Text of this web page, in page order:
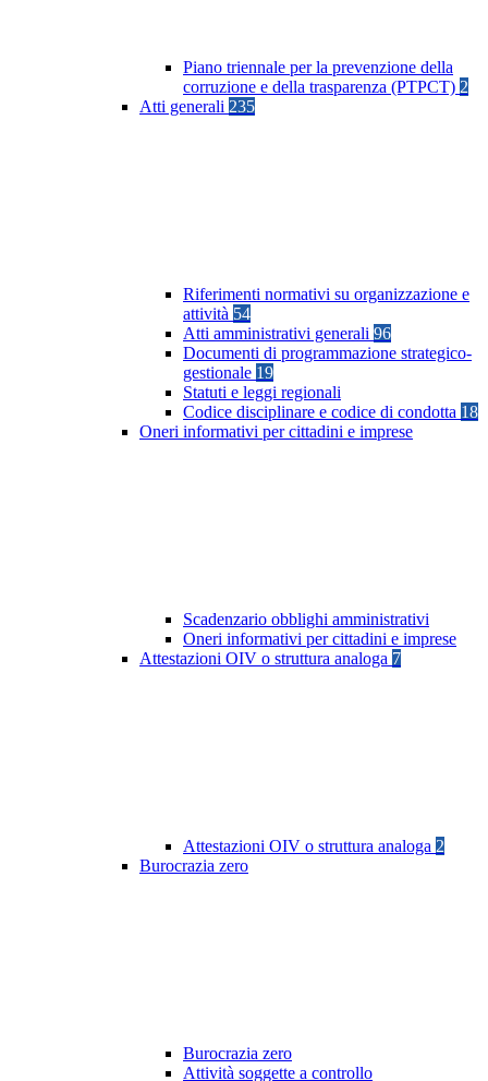
Piano triennale per la prevenzione della
corruzione e della trasparenza (PTPCT) 2
Atti generali 235
Riferimenti normativi su organizzazione e
attività 54
Atti amministrativi generali 96
Documenti di programmazione strategico-
gestionale 19
Statuti e leggi regionali
Codice disciplinare e codice di condotta 18
Oneri informativi per cittadini e imprese
Scadenzario obblighi amministrativi
Oneri informativi per cittadini e imprese
Attestazioni OIV o struttura analoga 7
Attestazioni OIV o struttura analoga 2
Burocrazia zero
Burocrazia zero
Attività soggette a controllo